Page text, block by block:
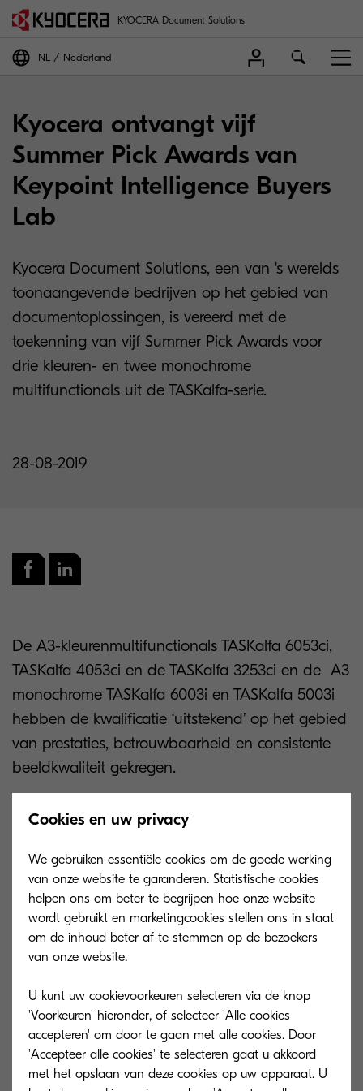
KYOCERA Document Solutions
NL Nederland
Kyocera ontvangt vijf
Summer Pick Awards van
Keypoint Intelligence Buyers
Lab
Kyocera Document Solutions, een van 's werelds
toonaangevende bedrijven op het gebied van
documentoplossingen, is vereerd met de
toekenning van vijf Summer Pick Awards voor
drie kleuren- en twee monochrome
multifunctionals uit de TASKalfa-serie.
28-08-2019
De A3-kleurenmultifunctionals TASKalfa 6053ci,
TASKalfa 4053ci en de TASKalfa 3253ci en de A3
monochrome TASKalfa 6003i en TASKalfa 5003i
hebben de kwalificatie ‘uitstekend’ op het gebied
van prestaties, betrouwbaarheid en consistente
beeldkwaliteit gekregen.
Kyocera staat voor
betrouwbaarheid
Volgens George Mikolay, Associate Director van
Copiers / Production bij Keypoint Intelligence -
Buyers Lab, begint het verhaal van Kyocera met
het testen, waarbij we bijna 600.000 afdrukken
maakten, slechts drie papierstoringen gehad. En
wanneer rekening wordt gehouden met de
duurzame verbruiksartikelen, zal downtime
Cookies en uw privacy
We gebruiken essentiële cookies om de goede werking
van onze website te garanderen. Statistische cookies
helpen ons om beter te begrijpen hoe onze website
wordt gebruikt en marketingcookies stellen ons in staat
om de inhoud beter af te stemmen op de bezoekers
van onze website.
U kunt uw cookievoorkeuren selecteren via de knop
'Voorkeuren' hieronder, of selecteer 'Alle cookies
accepteren' om door te gaan met alle cookies. Door
'Accepteer alle cookies' te selecteren gaat u akkoord
met het opslaan van deze cookies op uw apparaat. U